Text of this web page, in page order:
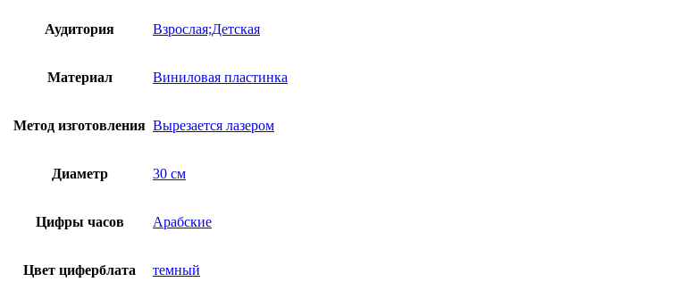
Аудитория Взрослая;Детская
Материал Виниловая пластинка
Метод изготовления Вырезается лазером
Диаметр 30 см
Цифры часов Арабские
Цвет циферблата темный